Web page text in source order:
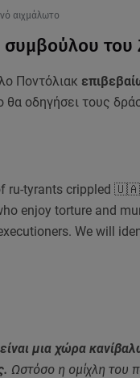
αιχμάλωτο
του
Ποντόλιακ
θα οδηγήσει τους
ru-tyrants crippled
enjoy torture and
We will
μια χώρα
Ωστόσο η ομίχλη του